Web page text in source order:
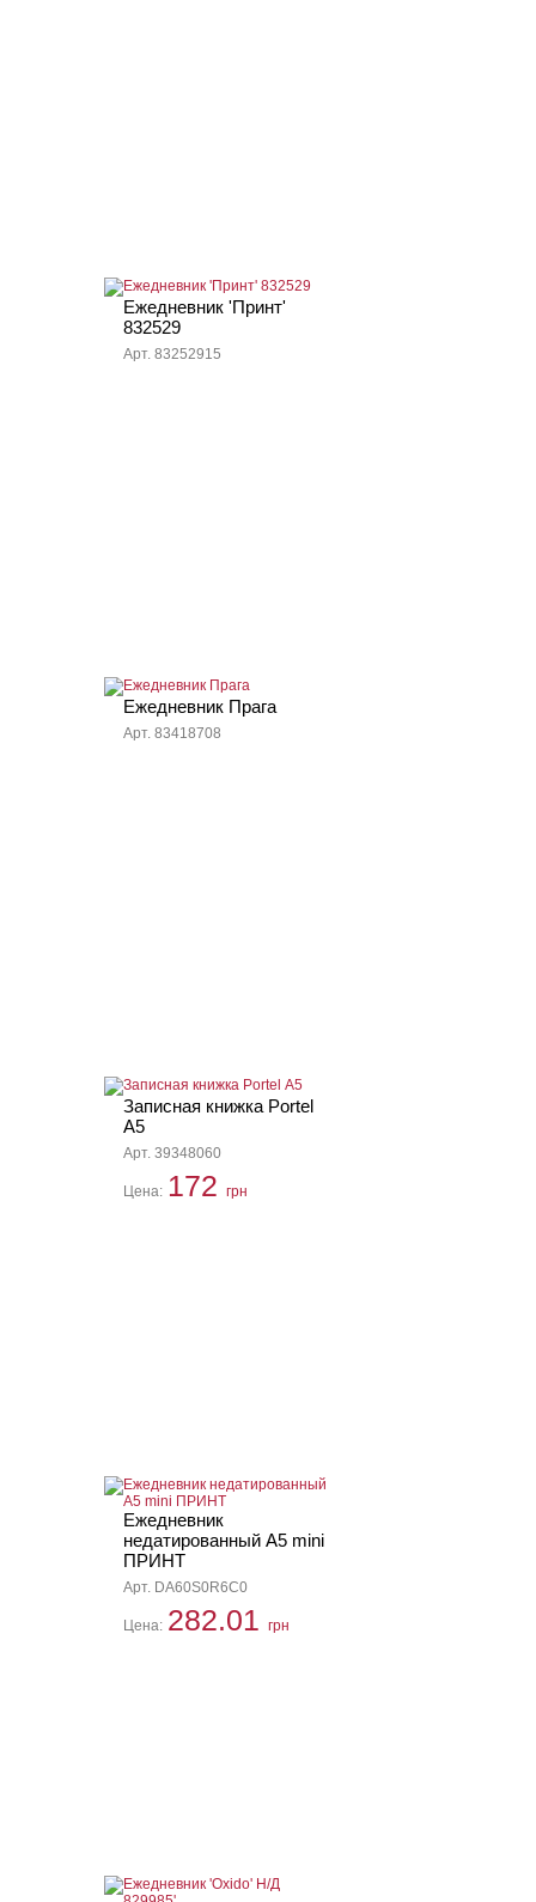
Ежедневник 'Принт'
832529
Арт. 83252915
Ежедневник Прага
Арт. 83418708
Записная книжка Portel
А5
Арт. 39348060
Цена: 172 грн
Ежедневник
недатированный А5 mini
ПРИНТ
Арт. DA60S0R6C0
Цена: 282.01 грн